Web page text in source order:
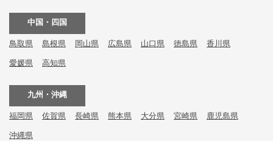
中国・四国
鳥取県 島根県 岡山県 広島県 山口県 徳島県 香川県
愛媛県 高知県
九州・沖縄
福岡県 佐賀県 長崎県 熊本県 大分県 宮崎県 鹿児島県
沖縄県